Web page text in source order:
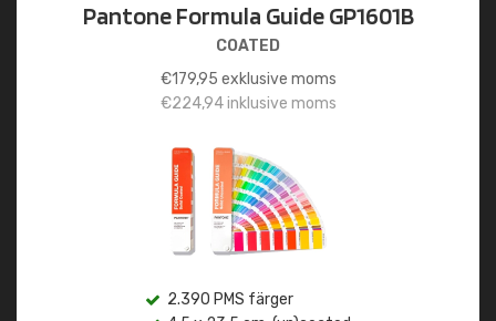
Pantone Formula Guide GP1601B
COATED
€179,95 exklusive moms
€224,94inklusive moms
2.390 PMS färger